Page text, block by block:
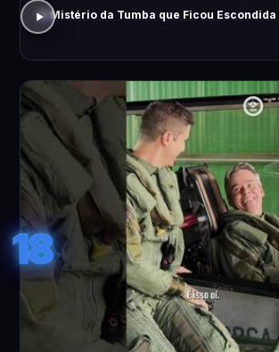
O Mistério da Tumba que Ficou
18